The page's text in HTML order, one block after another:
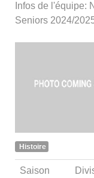
Infos de l'équipe:
Seniors 2024/
Histoire
Saison